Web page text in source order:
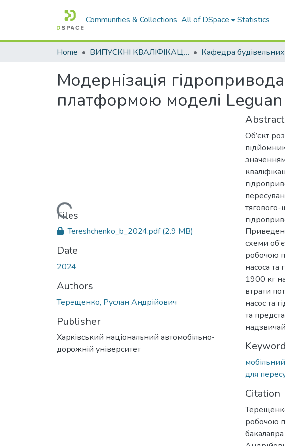
Communities & Collections All of DSpace Statistics
Home ВИПУСКНІ КВАЛІФІКАЦІЙНІ РОБОТИ
Модернізація
платформою моделі Leguan
Loading...
Files
Tereshchenko_b_2024.pdf(2.9 MB)
Date
2024
Authors
Терещенко, Руслан Андрійович
Publisher
Харківський національний автомобільно-
дорожній університет
Abstract
Об’єкт
тягового-
схеми
робочою
насоса та
1900 кг
втрати
насос та
та
для
Citation
робочою